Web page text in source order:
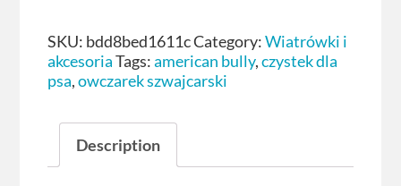
SKU: bdd8bed1611cCategory:Wiatrówki i
akcesoriaTags:american bully,czystek dla
psa,owczarek szwajcarski
Description